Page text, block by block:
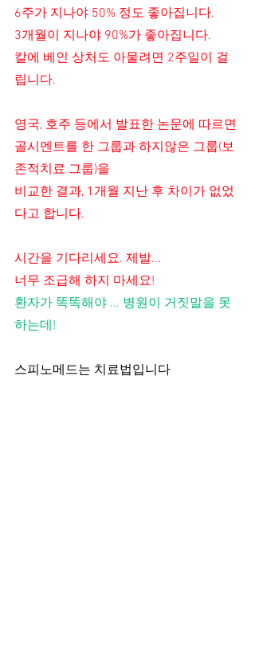
6주가 지나야 50% 정도 좋아집니다.
3개월이 지나야 90%가 좋아집니다.
칼에 베인 상처도 아물려면 2주일이 걸
립니다.
영국, 호주 등에서 발표한 논문에 따르면
골시멘트를 한 그룹과 하지않은 그룹(보
존적치료 그룹)을
비교한 결과, 1개월 지난 후 차이가 없었
다고 합니다.
시간을 기다리세요. 제발...
너무 조급해 하지 마세요!
환자가 똑똑해야 ... 병원이 거짓말을 못
하는데!
스피노메드는 치료법입니다